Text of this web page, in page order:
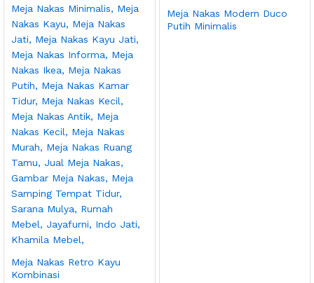
Meja Nakas Retro Kayu
Kombinasi
Meja Nakas Modern Duco
Putih Minimalis